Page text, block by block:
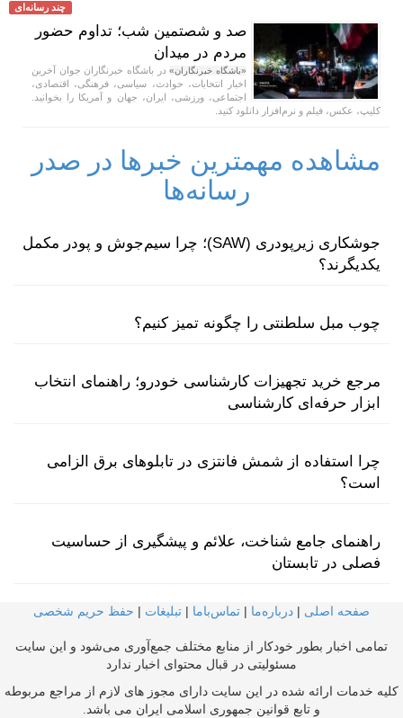
چند رسانه‌ای
صد و شصتمین شب؛ تداوم حضور
مردم در میدان
«باشگاه خبرنگاران»در باشگاه خبرنگاران جوان آخرین
اخبار انتخابات، حوادث، سیاسی، فرهنگی، اقتصادی،
اجتماعی، ورزشی، ایران، جهان و آمریکا را بخوانید.
کلیپ، عکس، فیلم و نرم‌افزار دانلود کنید.
مشاهده مهمترین خبرها در صدر
رسانه‌ها
جوشکاری زیرپودری (SAW)؛ چرا سیم‌جوش و پودر مکمل
یکدیگرند؟
چوب مبل سلطنتی را چگونه تمیز کنیم؟
مرجع خرید تجهیزات کارشناسی خودرو؛ راهنمای انتخاب
ابزار حرفه‌ای کارشناسی
چرا استفاده از شمش فانتزی در تابلوهای برق الزامی
است؟
راهنمای جامع شناخت، علائم و پیشگیری از حساسیت
فصلی در تابستان
صفحه اصلی | درباره‌ما | تماس‌با‌ما | تبلیغات | حفظ حریم شخصی
تمامی اخبار بطور خودکار از منابع مختلف جمع‌آوری می‌شود و این سایت
مسئولیتی در قبال محتوای اخبار ندارد
کلیه خدمات ارائه شده در این سایت دارای مجوز های لازم از مراجع مربوطه
و تابع قوانین جمهوری اسلامی ایران می باشد.